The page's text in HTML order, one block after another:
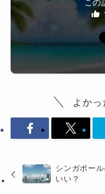
この
よかっ
シンガポー
いい？